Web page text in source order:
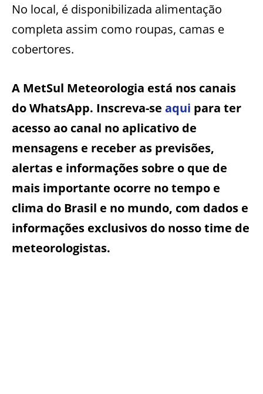
No local, é disponibilizada alimentação
completa assim como roupas, camas e
cobertores.
A MetSul Meteorologia está nos canais
do WhatsApp. Inscreva-se aqui para ter
acesso ao canal no aplicativo de
mensagens e receber as previsões,
alertas e informações sobre o que de
mais importante ocorre no tempo e
clima do Brasil e no mundo, com dados e
informações exclusivos do nosso time de
meteorologistas.